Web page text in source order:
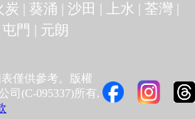
炭 | 葵涌 | 沙田 | 上水 | 荃灣 |
屯門 | 元朗
僅供參考。版權
司(C-095337)所有,